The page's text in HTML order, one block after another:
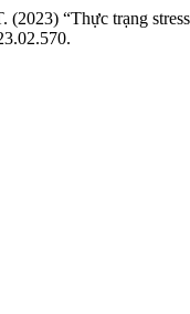
“Thực trạng